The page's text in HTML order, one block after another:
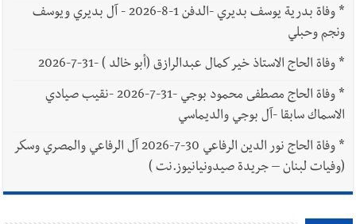
*
وفاة بدرية يوسف بديري -الدفن 1-8-2026 - آل بديري ويوسف
ونجم وحبلي
*وفاة الحاج الاستاذ خير كمال عبدالرازق (أبو خالد ) -31-7-2026
*
وفاة الحاج مصطفى محمود بوجي -31-7-2026 -نقيب صيادي
الاسماك سابقا -آل بوجي والديماسي
*
وفاة الحاج نور الدين الرفاعي 30-7-2026 آل الرفاعي والمصري وسكر
(وفيات لبنان – جريدة صيدونيانيوز.نت )